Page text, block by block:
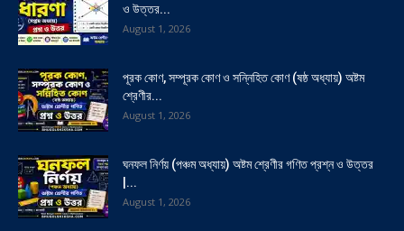
ও উত্তর...
August 1, 2026
পূরক কোণ, সম্পূরক কোণ ও সন্নিহিত কোণ (ষষ্ঠ অধ্যায়) অষ্টম
শ্রেণীর...
August 1, 2026
ঘনফল নির্ণয় (পঞ্চম অধ্যায়) অষ্টম শ্রেণীর গণিত প্রশ্ন ও উত্তর
|...
August 1, 2026